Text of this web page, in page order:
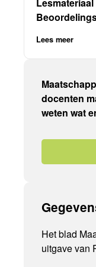
Lees meer
docenten
weten wat
Het blad
uitgave van